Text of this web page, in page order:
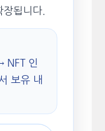
됩니다.
NFT 인
보유 내